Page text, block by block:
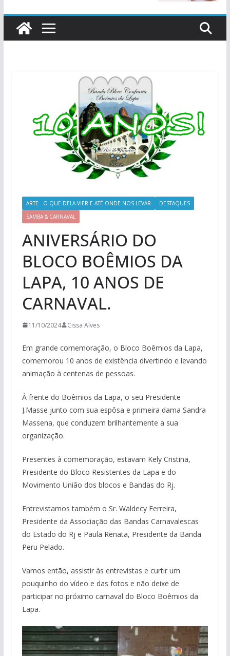
ARTE - O QUE DELA VIER E ATÉ ONDE NOS LEVAR
DESTAQUES
SAMBA & CARNAVAL
ANIVERSÁRIO DO
BLOCO BOÊMIOS DA
LAPA, 10 ANOS DE
CARNAVAL.
11/10/2024 Cissa Alves
Em grande comemoração, o Bloco Boêmios da Lapa,
comemorou 10 anos de existência divertindo e levando
animação à centenas de pessoas.
À frente do Boêmios da Lapa, o seu Presidente
J.Masse junto com sua espôsa e primeira dama Sandra
Massena, que conduzem brilhantemente a sua
organização.
Presentes à comemoração, estavam Kely Cristina,
Presidente do Bloco Resistentes da Lapa e do
Movimento União dos blocos e Bandas do Rj.
Entrevistamos também o Sr. Waldecy Ferreira,
Presidente da Associação das Bandas Carnavalescas
do Estado do Rj e Paula Renata, Presidente da Banda
Peru Pelado.
Vamos então, assistir às entrevistas e curtir um
pouquinho do vídeo e das fotos e não deixe de
participar no próximo carnaval do Bloco Boêmios da
Lapa.